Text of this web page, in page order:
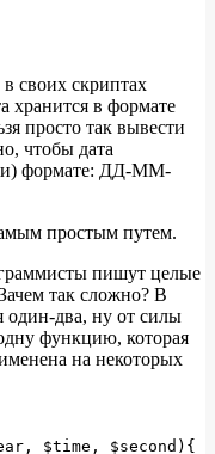
своих скриптах
хранится в формате
так вывести
чтобы дата
формате: ДД-ММ-
простым путем.
пишут целые
так сложно? В
один-два, ну от силы
функцию, которая
на некоторых
$time, $second){